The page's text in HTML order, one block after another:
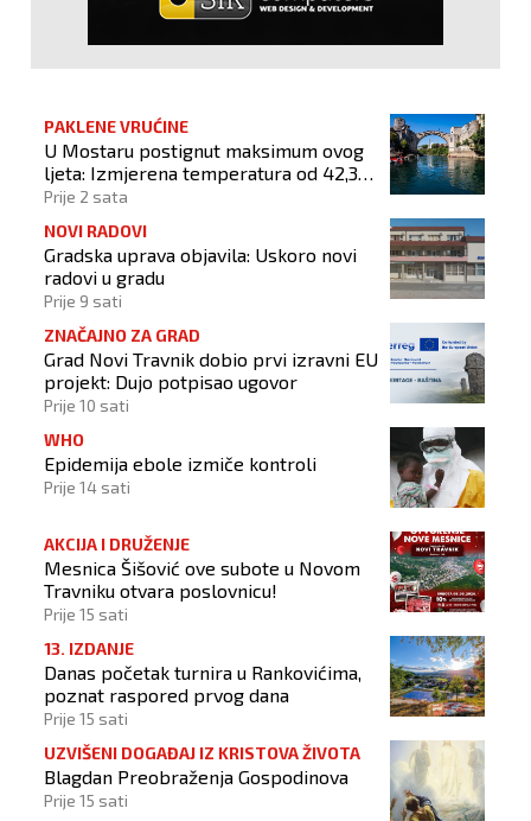
PAKLENE VRUĆINE
U Mostaru postignut maksimum ovog
ljeta: Izmjerena temperatura od 42,3
stupnja Celzijeva
Prije 2 sata
NOVI RADOVI
Gradska uprava objavila: Uskoro novi
radovi u gradu
Prije 9 sati
ZNAČAJNO ZA GRAD
Grad Novi Travnik dobio prvi izravni EU
projekt: Dujo potpisao ugovor
Prije 10 sati
WHO
Epidemija ebole izmiče kontroli
Prije 14 sati
AKCIJA I DRUŽENJE
Mesnica Šišović ove subote u Novom
Travniku otvara poslovnicu!
Prije 15 sati
13. IZDANJE
Danas početak turnira u Rankovićima,
poznat raspored prvog dana
Prije 15 sati
UZVIŠENI DOGAĐAJ IZ KRISTOVA ŽIVOTA
Blagdan Preobraženja Gospodinova
Prije 15 sati